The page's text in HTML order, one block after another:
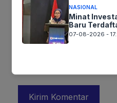
Surel
Situs
web
NASIONAL
Minat
Baru
07-08-2026 -